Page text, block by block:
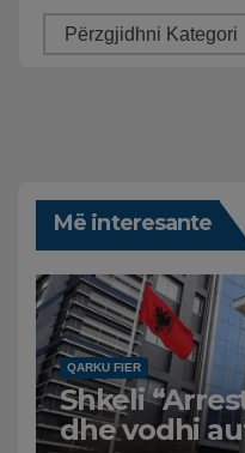
Më interesante
QARKU FIER
Shkeli
dhe vodhi